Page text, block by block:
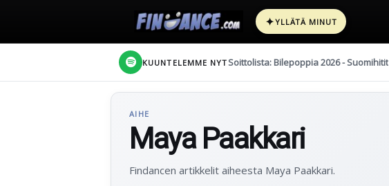
✦YLLÄTÄ MINUT
KUUNTELEMME NYT Soittolista: Bilepoppia 2026 - Suomihitit
AIHE
Maya Paakkari
Findancen artikkelit aiheesta Maya Paakkari.